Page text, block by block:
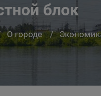
блок
О городе